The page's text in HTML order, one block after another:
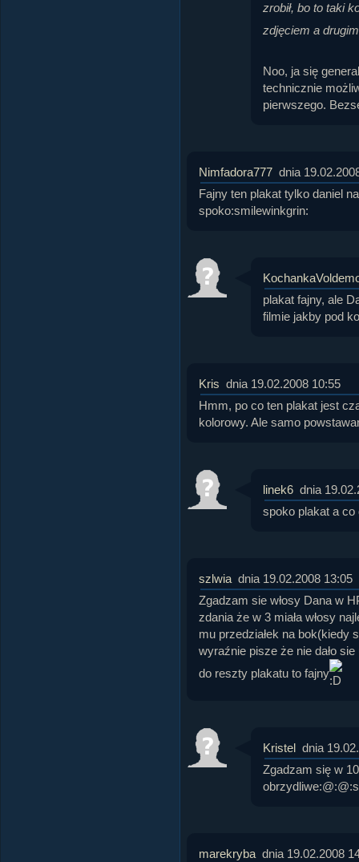
zrobił, bo to taki
zdjęciem a
Noo, ja się
technicznie
pierwszego.
Nimfadora777 dnia
Fajny ten plakat tylko daniel
spoko:smilewinkgrin:
plakat fajny, ale
filmie jakby pod
Kris dnia 19.02.2008 10:55
Hmm, po co ten plakat jest
kolorowy. Ale samo
linek6 dnia
spoko plakat a co
szlwia dnia 19.02.2008 13:05
Zgadzam sie włosy Dana w
zdania że w 3 miała włosy
mu przedziałek na bok(kiedy
wyraźnie pisze że nie dało
do reszty plakatu to fajny
Kristel dnia
Zgadzam się w
marekryba dnia 19.02.2008